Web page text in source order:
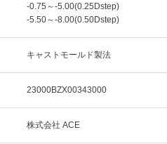
-0.75～-5.00(0.25Dstep)
-5.50～-8.00(0.50Dstep)
キャストモールド製法
23000BZX00343000
株式会社 ACE